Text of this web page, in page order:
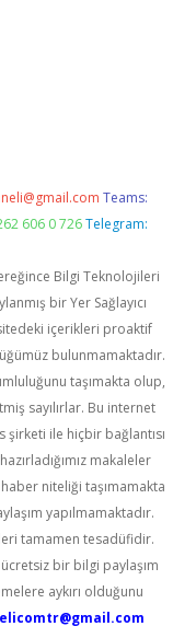
Teams:
606 0 726 Telegram:
Bilgi Teknolojileri
bir Yer Sağlayıcı
içerikleri proaktif
bulunmamaktadır.
taşımakta olup,
sayılırlar. Bu internet
şirketi ile hiçbir bağlantısı
makaleler
niteliği taşımamakta
yapılmamaktadır.
tamamen tesadüfidir.
bir bilgi paylaşım
aykırı olduğunu